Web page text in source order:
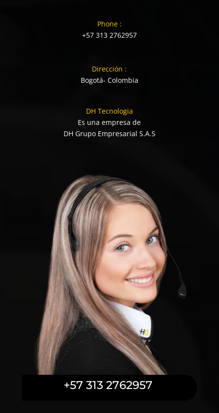
Phone :
+57 313 2762957
Dirección :
Bogotá- Colombia
DH Tecnologia
Es una empresa de
DH Grupo Empresarial S.A.S
+57 313 2762957